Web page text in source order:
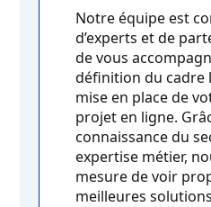
Notre équipe est
d’experts et de
de vous
définition du cadre
mise en place de
projet en ligne.
connaissance du
expertise métier,
mesure de voir
meilleures